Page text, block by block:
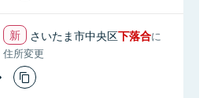
さいたま市中央区下落合に
住所変更